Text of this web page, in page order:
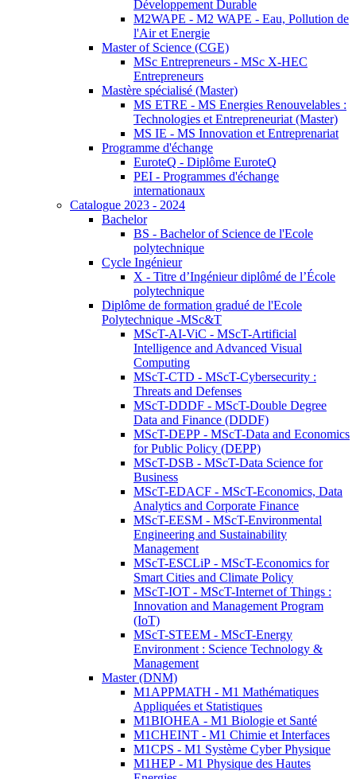
Développement Durable
M2WAPE - M2 WAPE - Eau, Pollution de
l'Air et Energie
Master of Science (CGE)
MSc Entrepreneurs - MSc X-HEC
Entrepreneurs
Mastère spécialisé (Master)
MS ETRE - MS Energies Renouvelables :
Technologies et Entrepreneuriat (Master)
MS IE - MS Innovation et Entreprenariat
Programme d'échange
EuroteQ - Diplôme EuroteQ
PEI - Programmes d'échange
internationaux
Catalogue 2023 - 2024
Bachelor
BS - Bachelor of Science de l'Ecole
polytechnique
Cycle Ingénieur
X - Titre d’Ingénieur diplômé de l’École
polytechnique
Diplôme de formation gradué de l'Ecole
Polytechnique -MSc&T
MScT-AI-ViC - MScT-Artificial
Intelligence and Advanced Visual
Computing
MScT-CTD - MScT-Cybersecurity :
Threats and Defenses
MScT-DDDF - MScT-Double Degree
Data and Finance (DDDF)
MScT-DEPP - MScT-Data and Economics
for Public Policy (DEPP)
MScT-DSB - MScT-Data Science for
Business
MScT-EDACF - MScT-Economics, Data
Analytics and Corporate Finance
MScT-EESM - MScT-Environmental
Engineering and Sustainability
Management
MScT-ESCLiP - MScT-Economics for
Smart Cities and Climate Policy
MScT-IOT - MScT-Internet of Things :
Innovation and Management Program
(IoT)
MScT-STEEM - MScT-Energy
Environment : Science Technology &
Management
Master (DNM)
M1APPMATH - M1 Mathématiques
Appliquées et Statistiques
M1BIOHEA - M1 Biologie et Santé
M1CHEINT - M1 Chimie et Interfaces
M1CPS - M1 Système Cyber Physique
M1HEP - M1 Physique des Hautes